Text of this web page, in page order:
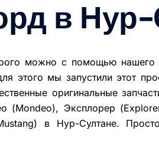
в
можно с помощью
этого мы запустили этот
оригинальные
(Mondeo), Эксплорер
в Нур-Султане.